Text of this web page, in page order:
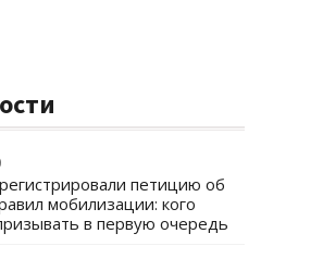
петицию об
мобилизации: кого
в первую очередь